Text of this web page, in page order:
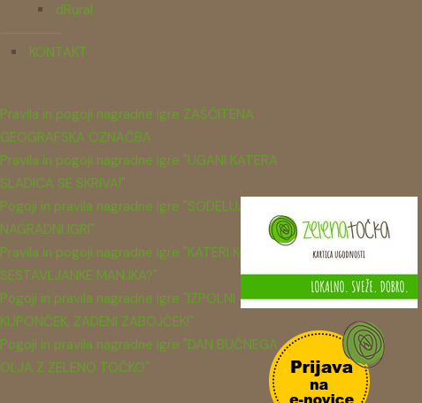
dRural
KONTAKT
Pravila in pogoji nagradne igre ZAŠČITENA
GEOGRAFSKA OZNAČBA
Pravila in pogoji nagradne igre "UGANI KATERA
SLADICA SE SKRIVA!"
Pogoji in pravila nagradne igre "SODELUJ V
NAGRADNI IGRI"
Pravila in pogoji nagradne igre "KATERI KOS
SESTAVLJANKE MANJKA?"
Pogoji in pravila nagradne igre "IZPOLNI
KUPONČEK, ZADENI ZABOJČEK!"
Pogoji in pravila nagradne igre "DAN BUČNEGA
OLJA Z ZELENO TOČKO"